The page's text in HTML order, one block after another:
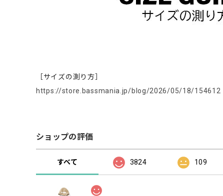
［サイズの測り方］
https://store.bassmania.jp/blog/2026/05/18/154612
ショップの評価
すべて 3824 109